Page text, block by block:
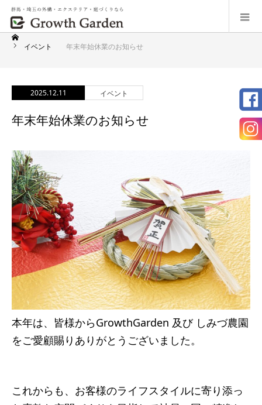
イベント 年末年始休業のお知らせ
2025.12.11 イベント
年末年始休業のお知らせ
本年は、皆様からGrowthGarden 及び しみづ農園
をご愛顧賜りありがとうございました。
これからも、お客様のライフスタイルに寄り添っ